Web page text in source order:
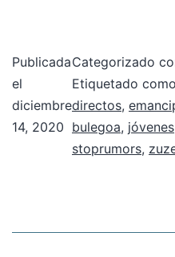
Publicada
el
diciembre
14, 2020
Categorizado
Etiquetado como
directos,
bulegoa, jóvenes
stoprumors,